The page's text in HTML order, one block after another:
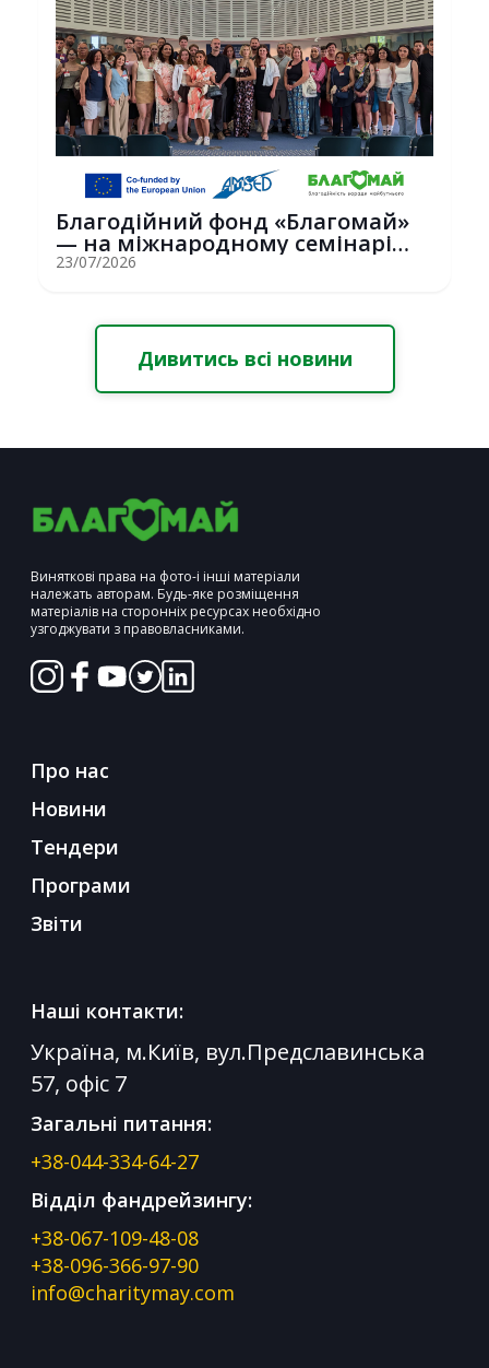
Благодійний фонд «Благомай»
— на міжнародному семінарі
Erasmus+ у С...
23/07/2026
Дивитись всі новини
Виняткові права на фото-і інші матеріали
належать авторам. Будь-яке розміщення
матеріалів на сторонніх ресурсах необхідно
узгоджувати з правовласниками.
Про нас
Новини
Тендери
Програми
Звіти
Наші контакти:
Україна, м.Київ, вул.Предславинська
57, офіс 7
Загальні питання:
+38-044-334-64-27
Відділ фандрейзингу:
+38-067-109-48-08
+38-096-366-97-90
info@charitymay.com